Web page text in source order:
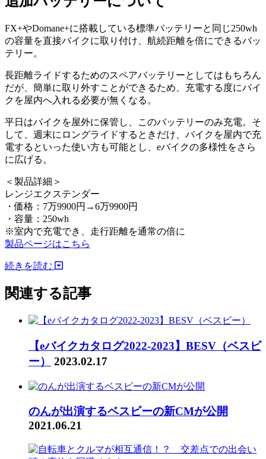
FX+やDomane+に搭載している標準バッテリーと同じ250wh
の容量を直接バイクに取り付け、航続距離を倍にできるバッ
テリー。
長距離ライドするためのスペアバッテリーとしてはもちろん
だが、簡単に取り外すことができるため、充電する度にバイ
クを屋内へ入れる必要が無くなる。
平日はバイクを屋外に保管し、このバッテリーのみ充電。そ
して、週末にロングライドするときだけ、バイクを屋内で充
電するといった使い方も可能とし、eバイクの多様性をさら
に広げる。
＜製品詳細＞
レンジエクステンダー
・価格：7万9900円→6万9900円
・容量：250wh
※室内で充電でき、走行距離を通常の倍に
製品ページはこちら
続きを読む
関連する記事
【eバイクカタログ2022-2023】BESV（ベスビ
ー）
2023.02.17
のんが出演するベスビーの新CMが公開
2021.06.21